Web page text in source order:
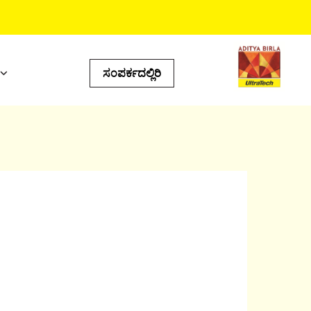
ಟೂಲ್‌ಗಳು
ಸಂಪರ್ಕದಲ್ಲಿರಿ